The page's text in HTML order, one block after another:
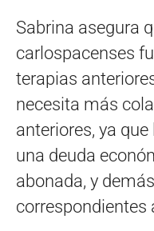
Sabrina asegura
carlospacenses
terapias
necesita más
anteriores, ya
una deuda
abonada, y
correspondientes